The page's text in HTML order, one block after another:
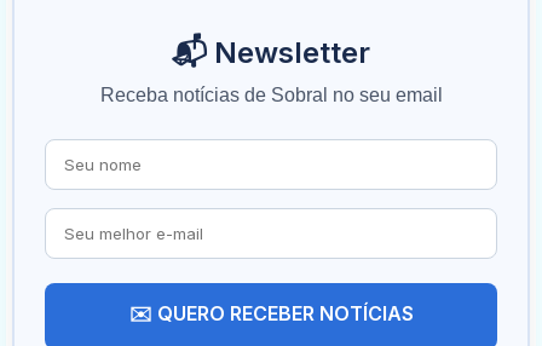
📬 Newsletter
Receba notícias de Sobral no seu email
✉️ QUERO RECEBER NOTÍCIAS